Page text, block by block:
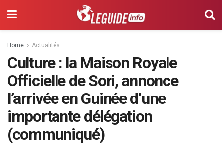
Home Actualités
Culture : la Maison Royale
Officielle de Sori, annonce
l’arrivée en Guinée d’une
importante délégation
(communiqué)